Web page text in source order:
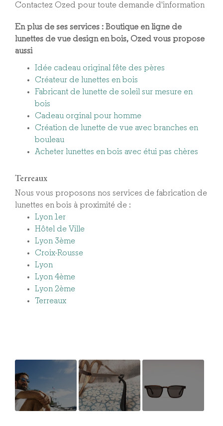
Contactez Ozed pour toute demande d'information
En plus de ses services : Boutique en ligne de
lunettes de vue design en bois, Ozed vous propose
aussi
Idée cadeau original fête des pères
Créateur de lunettes en bois
Fabricant de lunette de soleil sur mesure en
bois
Cadeau orginal pour homme
Création de lunette de vue avec branches en
bouleau
Acheter lunettes en bois avec étui pas chères
Terreaux
Nous vous proposons nos services de fabrication de
lunettes en bois à proximité de :
Lyon 1er
Hôtel de Ville
Lyon 3ème
Croix-Rousse
Lyon
Lyon 4ème
Lyon 2ème
Terreaux